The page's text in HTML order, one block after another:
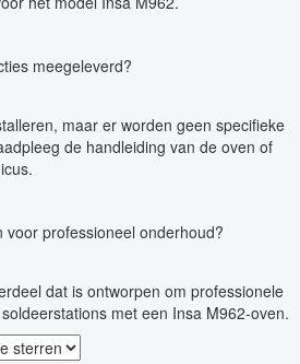
meegeleverd?
maar er worden geen specifieke
de handleiding van de oven of
voor professioneel onderhoud?
dat is ontworpen om professionele
met een Insa M962-oven.